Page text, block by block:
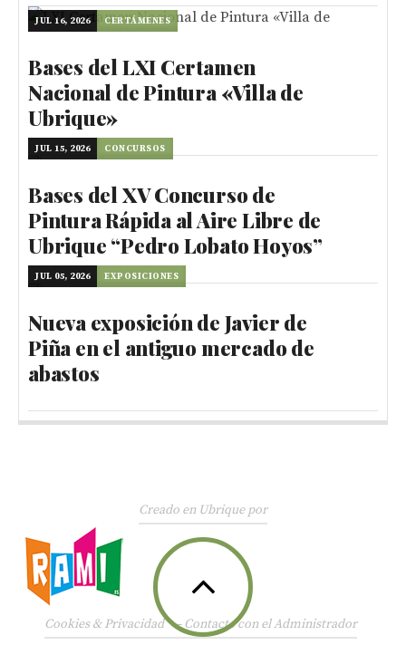
JUL 16, 2026 CERTÁMENES
Bases del LXI Certamen
Nacional de Pintura «Villa de
Ubrique»
JUL 15, 2026 CONCURSOS
Bases del XV Concurso de
Pintura Rápida al Aire Libre de
Ubrique “Pedro Lobato Hoyos”
JUL 05, 2026 EXPOSICIONES
Nueva exposición de Javier de
Piña en el antiguo mercado de
abastos
Creado en Ubrique por
Cookies & Privacidad —Contacte con el Administrador